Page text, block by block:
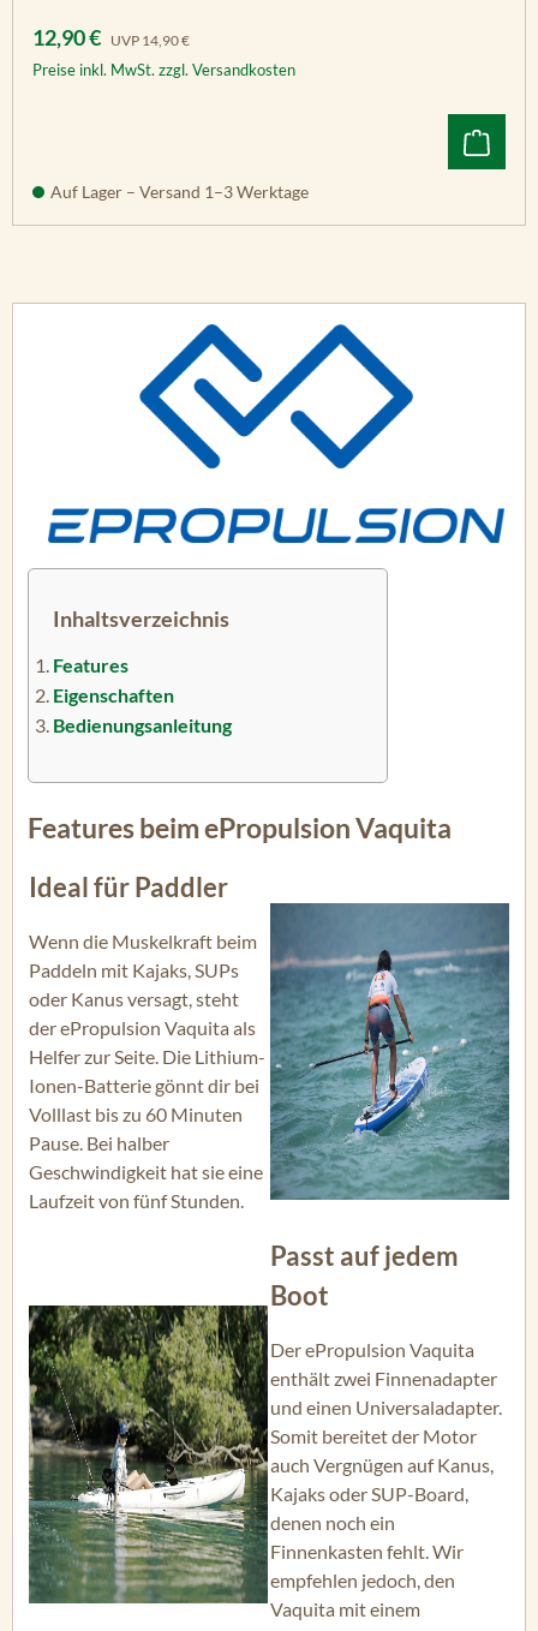
Verkaufspreis:
12,90 € UVP Regulärer Preis:
14,90 €
Preise inkl. MwSt. zzgl. Versandkosten
Auf Lager – Versand 1–3 Werktage
Inhaltsverzeichnis
Features
Eigenschaften
Bedienungsanleitung
Features beim ePropulsion Vaquita
Ideal für Paddler
Wenn die Muskelkraft beim
Paddeln mit Kajaks, SUPs
oder Kanus versagt, steht
der ePropulsion Vaquita als
Helfer zur Seite. Die Lithium-
Ionen-Batterie gönnt dir bei
Volllast bis zu 60 Minuten
Pause. Bei halber
Geschwindigkeit hat sie eine
Laufzeit von fünf Stunden.
Passt auf jedem
Boot
Der ePropulsion Vaquita
enthält zwei Finnenadapter
und einen Universaladapter.
Somit bereitet der Motor
auch Vergnügen auf Kanus,
Kajaks oder SUP-Board,
denen noch ein
Finnenkasten fehlt. Wir
empfehlen jedoch, den
Vaquita mit einem